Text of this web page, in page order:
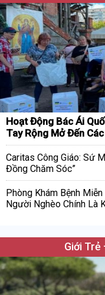
Hoạt Động Bác Ái
Tay Rộng Mở Đến
Caritas Công Giáo: Sứ
Đồng Chăm Sóc”
Phòng Khám Bệnh
Người Nghèo Chính Là
Giới Trẻ